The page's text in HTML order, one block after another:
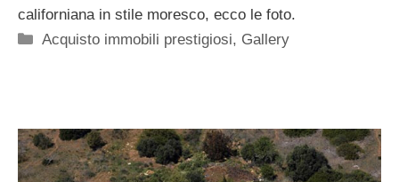
californiana in stile moresco, ecco le foto.
Categorie
Acquisto immobili prestigiosi, Gallery